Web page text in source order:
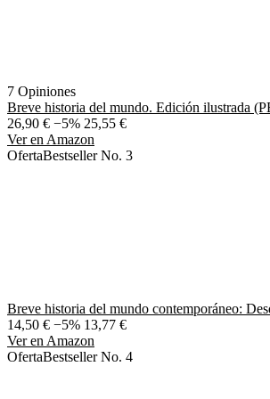
7 Opiniones
Breve historia del mundo. Edición ilustrada
26,90 € −5% 25,55 €
Ver en Amazon
OfertaBestseller No. 3
Breve historia del mundo contemporáneo:
14,50 € −5% 13,77 €
Ver en Amazon
OfertaBestseller No. 4